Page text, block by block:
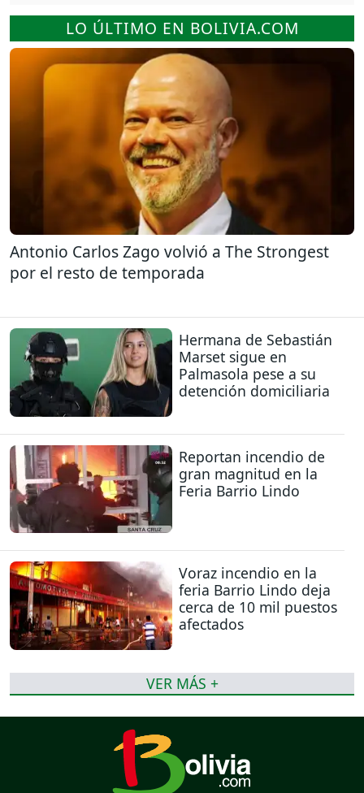
LO ÚLTIMO EN BOLIVIA.COM
Antonio Carlos Zago volvió a The Strongest
por el resto de temporada
Hermana de Sebastián
Marset sigue en
Palmasola pese a su
detención domiciliaria
Reportan incendio de
gran magnitud en la
Feria Barrio Lindo
Voraz incendio en la
feria Barrio Lindo deja
cerca de 10 mil puestos
afectados
VER MÁS +